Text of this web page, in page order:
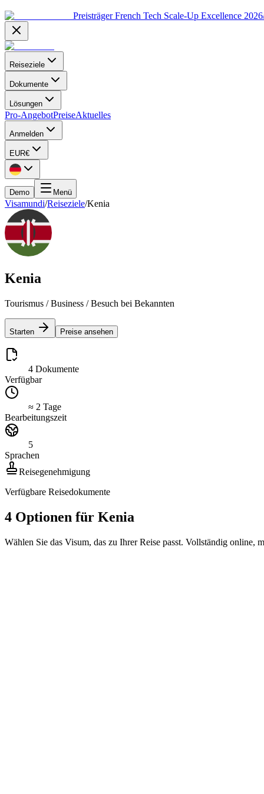
Preisträger French Tech Scale-Up Excellence
Reiseziele
Dokumente
Lösungen
Pro-AngebotPreiseAktuelles
Anmelden
EUR€
Demo Menü
Visamundi/Reiseziele/Kenia
Kenia
Tourismus / Business / Besuch bei Bekannten
Starten Preise ansehen
4 Dokumente
Verfügbar
≈ 2 Tage
Bearbeitungszeit
5
Sprachen
Reisegenehmigung
Verfügbare Reisedokumente
4 Optionen für Kenia
Wählen Sie das Visum, das zu Ihrer Reise passt. Vollständig online,